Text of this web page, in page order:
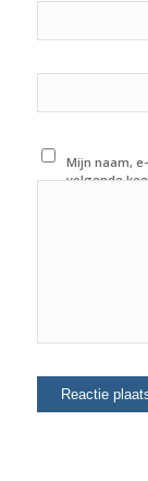
Mijn naam,
volgende